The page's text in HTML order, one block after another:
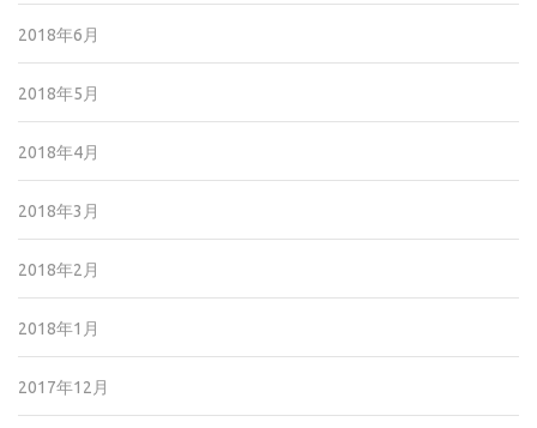
2018年6月
2018年5月
2018年4月
2018年3月
2018年2月
2018年1月
2017年12月